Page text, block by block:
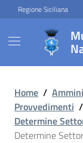
Vai ai contenuti
Vai al footer
Regione Siciliana
Home /
Provvedimenti /
Determine
Determine